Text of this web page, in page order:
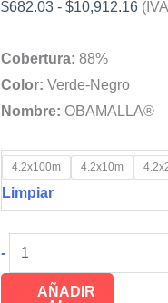
$682.03 - $10,912.16
Cobertura: 88%
Color: Verde-Negro
Nombre: OBAMALLA®
4.2x100m 4.2x10m
Limpiar
-
Malla
Sombra
RaschelAÑADIR